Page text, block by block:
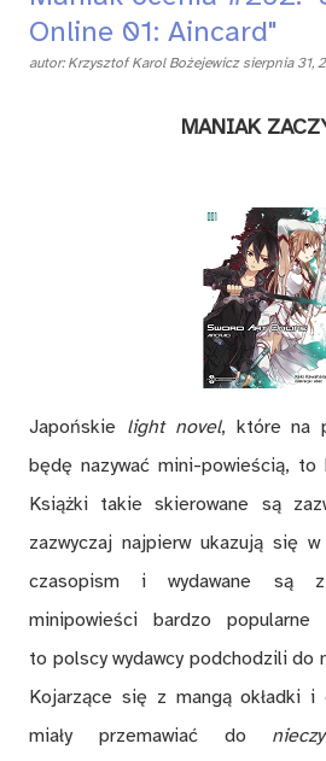
Online 01: Aincard"
autor:Krzysztof Karol Bożejewicz sierpnia 31,
MANIAK
Japońskie light novel, które na
będę nazywać mini-powieścią,
Książki takie skierowane są
zazwyczaj najpierw ukazują się
czasopism i wydawane są
minipowieści bardzo
to polscy wydawcy podchodzili do
Kojarzące się z mangą okładki i
miały przemawiać do